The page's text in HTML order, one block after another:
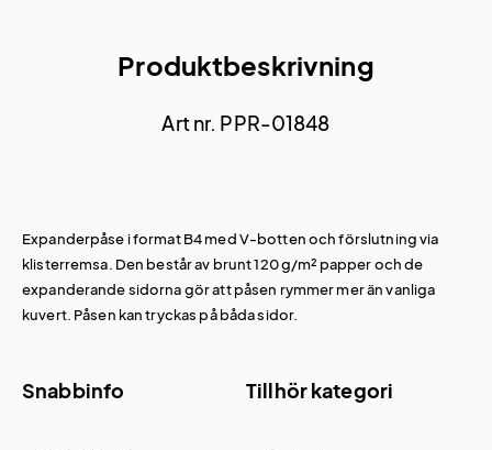
Produktbeskrivning
Art nr. PPR-01848
Expanderpåse i format B4 med V-botten och förslutning via
klisterremsa. Den består av brunt 120 g/m² papper och de
expanderande sidorna gör att påsen rymmer mer än vanliga
kuvert. Påsen kan tryckas på båda sidor.
Snabbinfo Tillhör kategori